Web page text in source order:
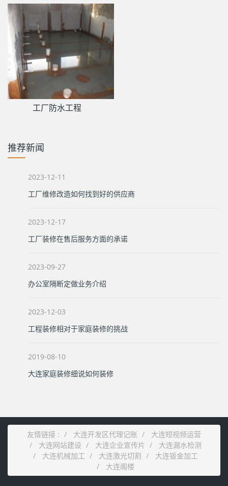
工厂防水工程
推荐新闻
2023-12-11
工厂维修改造如何找到好的供应商
2023-12-17
工厂装修在售后服务方面的承诺
2023-09-27
办公室隔断定做业务介绍
2023-12-03
工程装修相对于家庭装修的挑战
2019-08-10
大连家庭装修细说如何装修
友情链接 : 大连开发区代理记账
大连短视频运营
大连网站建设
大连企业宣传片
大连漏水检测
大连机械加工
大连激光切割
大连钣金加工
大连阁楼